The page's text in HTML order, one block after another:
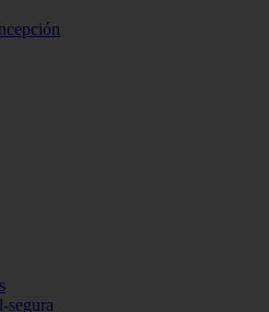
segura